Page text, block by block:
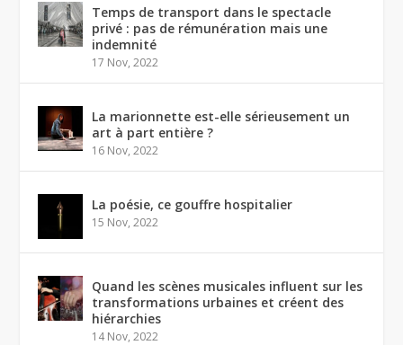
Temps de transport dans le spectacle
privé : pas de rémunération mais une
indemnité
17 Nov, 2022
La marionnette est-elle sérieusement un
art à part entière ?
16 Nov, 2022
La poésie, ce gouffre hospitalier
15 Nov, 2022
Quand les scènes musicales influent sur les
transformations urbaines et créent des
hiérarchies
14 Nov, 2022